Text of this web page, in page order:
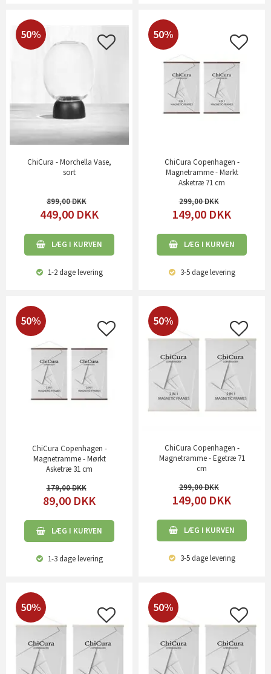
50%
ChiCura - Morchella Vase,
sort
899,00
449,00 DKK
LÆG I KURVEN
1-2 dagelevering
50%
ChiCura Copenhagen -
Magnetramme - Mørkt
Asketræ 71 cm
299,00
149,00 DKK
LÆG I KURVEN
3-5 dagelevering
50%
ChiCura Copenhagen -
Magnetramme - Mørkt
Asketræ 31 cm
179,00
89,00 DKK
LÆG I KURVEN
1-3 dagelevering
50%
ChiCura Copenhagen -
Magnetramme - Egetræ 71
cm
299,00
149,00 DKK
LÆG I KURVEN
3-5 dagelevering
50% 50%